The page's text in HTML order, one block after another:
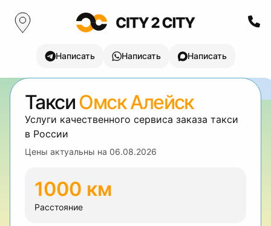
Написать Написать Написать
ТаксиОмск Алейск
Услуги качественного сервиса заказа такси
в России
Цены актуальны на 06.08.2026
1000 км
Расстояние